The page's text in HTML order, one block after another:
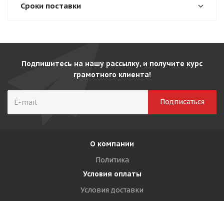
Сроки поставки
Подпишитесь на нашу рассылку, и получите курс
грамотного клиента!
О компании
Политика
Условия оплаты
Условия доставки